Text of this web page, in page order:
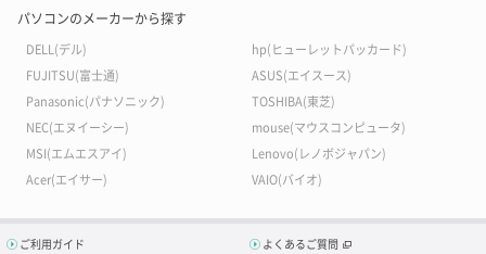
パソコンのメーカーから探す
DELL(デル)
hp(ヒューレットパッカード)
FUJITSU(富士通)
ASUS(エイスース)
Panasonic(パナソニック)
TOSHIBA(東芝)
NEC(エヌイーシー)
mouse(マウスコンピュータ)
MSI(エムエスアイ)
Lenovo(レノボジャパン)
Acer(エイサー)
VAIO(バイオ)
ご利用ガイド よくあるご質問